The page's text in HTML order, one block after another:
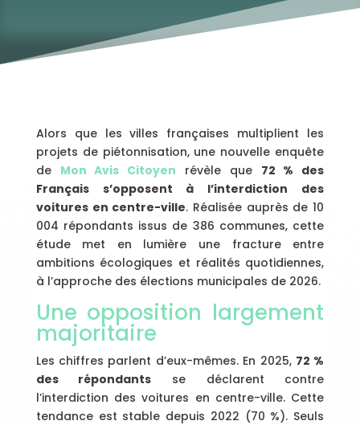
Alors que les villes françaises multiplient les
projets de piétonnisation, une nouvelle enquête
de Mon Avis Citoyen révèle que 72 % des
Français s’opposent à l’interdiction des
voitures en centre-ville. Réalisée auprès de 10
004 répondants issus de 386 communes, cette
étude met en lumière une fracture entre
ambitions écologiques et réalités quotidiennes,
à l’approche des élections municipales de 2026.
Une opposition largement
majoritaire
Les chiffres parlent d’eux-mêmes. En 2025, 72 %
des répondants se déclarent contre
l’interdiction des voitures en centre-ville. Cette
tendance est stable depuis 2022 (70 %). Seuls